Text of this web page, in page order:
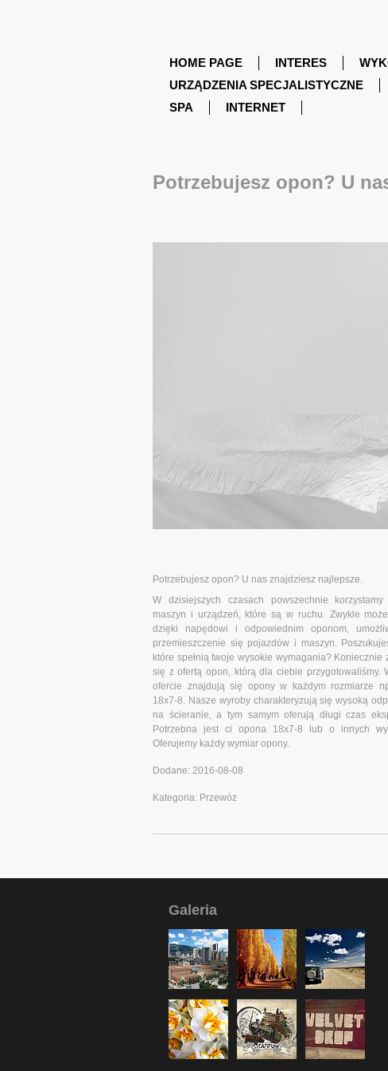
HOME PAGE INTERES
URZĄDZENIA SPECJALISTYCZNE
SPA
INTERNET
Potrzebujesz opon? U
Potrzebujesz opon? U nas znajdziesz najlepsze.
W dzisiejszych czasach powszechnie
maszyn i urządzeń, które są w ruchu. Zwykle
dzięki napędowi i odpowiednim oponom,
przemieszczenie się pojazdów i maszyn.
które spełnią twoje wysokie wymagania? Koniecznie
się z ofertą opon, którą dla ciebie przygotowaliśmy.
ofercie znajdują się opony w każdym rozmiarze
18x7-8. Nasze wyroby charakteryzują się wysoką
na ścieranie, a tym samym oferują długi czas
Potrzebna jest ci opona 18x7-8 lub o innych
Oferujemy każdy wymiar opony.
Dodane: 2016-08-08
Kategoria: Przewóz
Galeria